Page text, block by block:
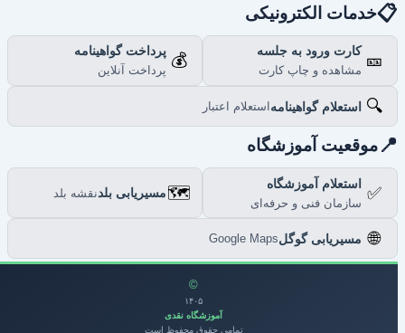
خدمات الکترونیکی
🎫 کارت ورود به جلسه
مشاهده و چاپ کارت
💰 پرداخت گواهینامه
پرداخت آنلاین
🔍 استعلام گواهینامهاستعلام اعتبار
موقعیت آموزشگاه
✅ استعلام آموزشگاه
سازمان فنی و حرفه‌ای
🗺️مسیریابی بلدنقشه بلد
مسیریابی گوگلGoogle Maps
۱۴۰۵
آموزشگاه نقدی
تمامی حقوق محفوظ است